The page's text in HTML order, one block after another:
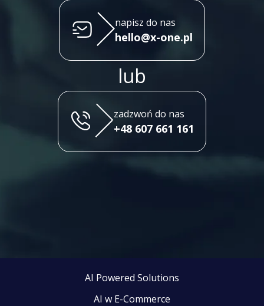
napisz do nas
hello@x-one.pl
lub
zadzwoń do nas
+48 607 661 161
AI Powered Solutions
AI w E-Commerce